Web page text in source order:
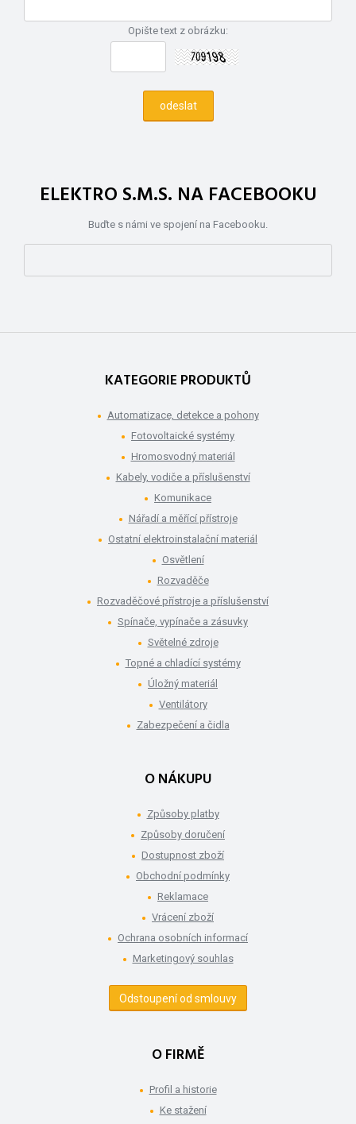
Opište text z obrázku:
ELEKTRO S.M.S. NA FACEBOOKU
Buďte s námi ve spojení na Facebooku.
KATEGORIE PRODUKTŮ
Automatizace, detekce a pohony
Fotovoltaické systémy
Hromosvodný materiál
Kabely, vodiče a příslušenství
Komunikace
Nářadí a měřící přístroje
Ostatní elektroinstalační materiál
Osvětlení
Rozvaděče
Rozvaděčové přístroje a příslušenství
Spínače, vypínače a zásuvky
Světelné zdroje
Topné a chladící systémy
Úložný materiál
Ventilátory
Zabezpečení a čidla
O NÁKUPU
Způsoby platby
Způsoby doručení
Dostupnost zboží
Obchodní podmínky
Reklamace
Vrácení zboží
Ochrana osobních informací
Marketingový souhlas
Odstoupení od smlouvy
O FIRMĚ
Profil a historie
Ke stažení